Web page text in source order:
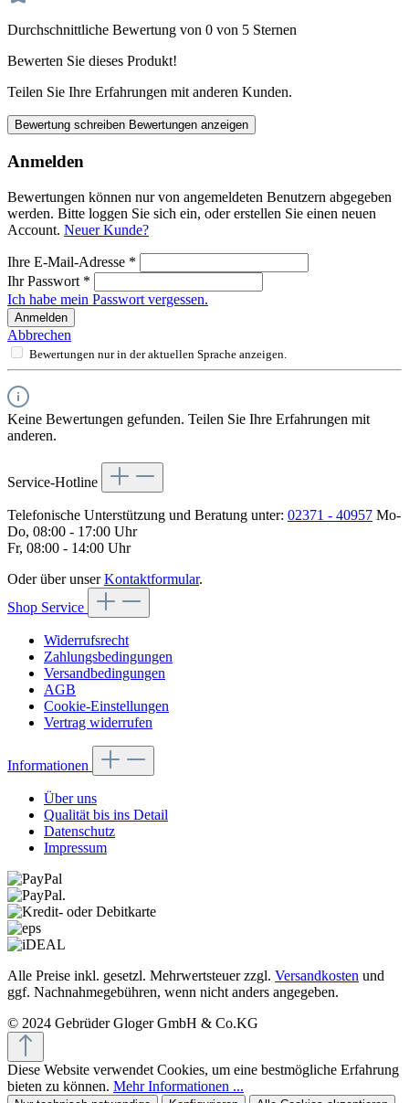
Durchschnittliche Bewertung von 0 von 5 Sternen
Bewerten Sie dieses Produkt!
Teilen Sie Ihre Erfahrungen mit anderen Kunden.
Bewertung schreiben Bewertungen anzeigen
Anmelden
Bewertungen können nur von angemeldeten Benutzern abgegeben
werden. Bitte loggen Sie sich ein, oder erstellen Sie einen neuen
Account. Neuer Kunde?
Ihre E-Mail-Adresse *
Ihr Passwort *
Ich habe mein Passwort vergessen.
Anmelden
Abbrechen
Bewertungen nur in der aktuellen Sprache anzeigen.
Keine Bewertungen gefunden. Teilen Sie Ihre Erfahrungen mit
anderen.
Service-Hotline
Telefonische Unterstützung und Beratung unter: 02371 - 40957 Mo-
Do, 08:00 - 17:00 Uhr
Fr, 08:00 - 14:00 Uhr
Oder über unserKontaktformular.
Shop Service
Widerrufsrecht
Zahlungsbedingungen
Versandbedingungen
AGB
Cookie-Einstellungen
Vertrag widerrufen
Informationen
Über uns
Qualität bis ins Detail
Datenschutz
Impressum
Alle Preise inkl. gesetzl. Mehrwertsteuer zzgl. Versandkosten und
ggf. Nachnahmegebühren, wenn nicht anders angegeben.
© 2024 Gebrüder Gloger GmbH & Co.KG
Diese Website verwendet Cookies, um eine bestmögliche Erfahrung
bieten zu können. Mehr Informationen ...